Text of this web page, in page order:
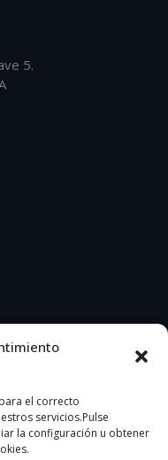
el correcto
servicios.Pulse
la configuración u obtener
5.